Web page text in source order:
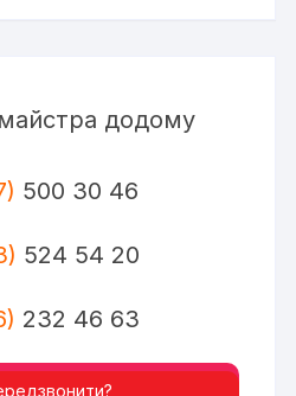
додому
500 30 46
524 54 20
232 46 63